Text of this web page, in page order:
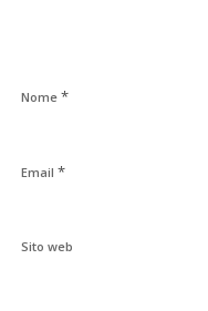
Nome *
Email *
Sito web